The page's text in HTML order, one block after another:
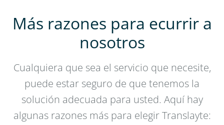
Más razones para ecurrir a
nosotros
Cualquiera que sea el servicio que necesite,
puede estar seguro de que tenemos la
solución adecuada para usted. Aquí hay
algunas razones más para elegir Translayte: